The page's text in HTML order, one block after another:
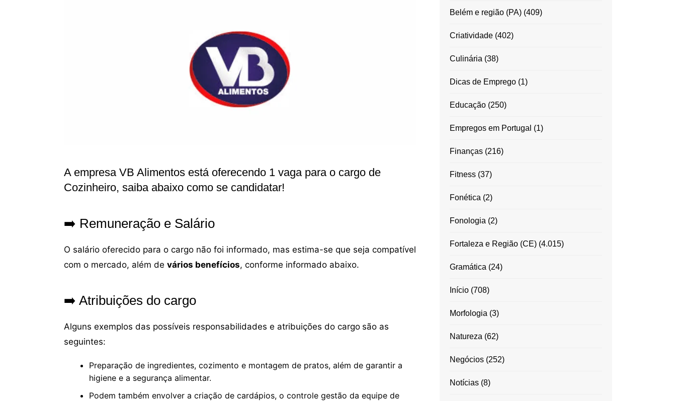
A empresa VB Alimentos está oferecendo 1 vaga para o cargo de
Cozinheiro, saiba abaixo como se candidatar!
➡️ Remuneração e Salário
O salário oferecido para o cargo não foi informado, mas estima-se que seja compatível
com o mercado, além de vários benefícios, conforme informado abaixo.
➡️ Atribuições do cargo
Alguns exemplos das possíveis responsabilidades e atribuições do cargo são as
seguintes:
Preparação de ingredientes, cozimento e montagem de pratos, além de garantir a
higiene e a segurança alimentar.
Podem também envolver a criação de cardápios, o controle gestão da equipe de
Belém e região (PA)(409)
Criatividade(402)
Culinária (38)
Dicas de Emprego(1)
Educação(250)
Empregos em Portugal (1)
Finanças(216)
Fitness(37)
Fonética (2)
Fonologia (2)
Fortaleza e Região (CE)(4.015)
Gramática (24)
Início(708)
Morfologia (3)
Natureza (62)
Negócios(252)
Notícias(8)